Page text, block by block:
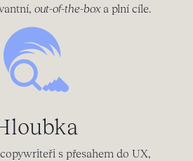
out-of-the-boxa plní cíle.
s přesahem do UX,